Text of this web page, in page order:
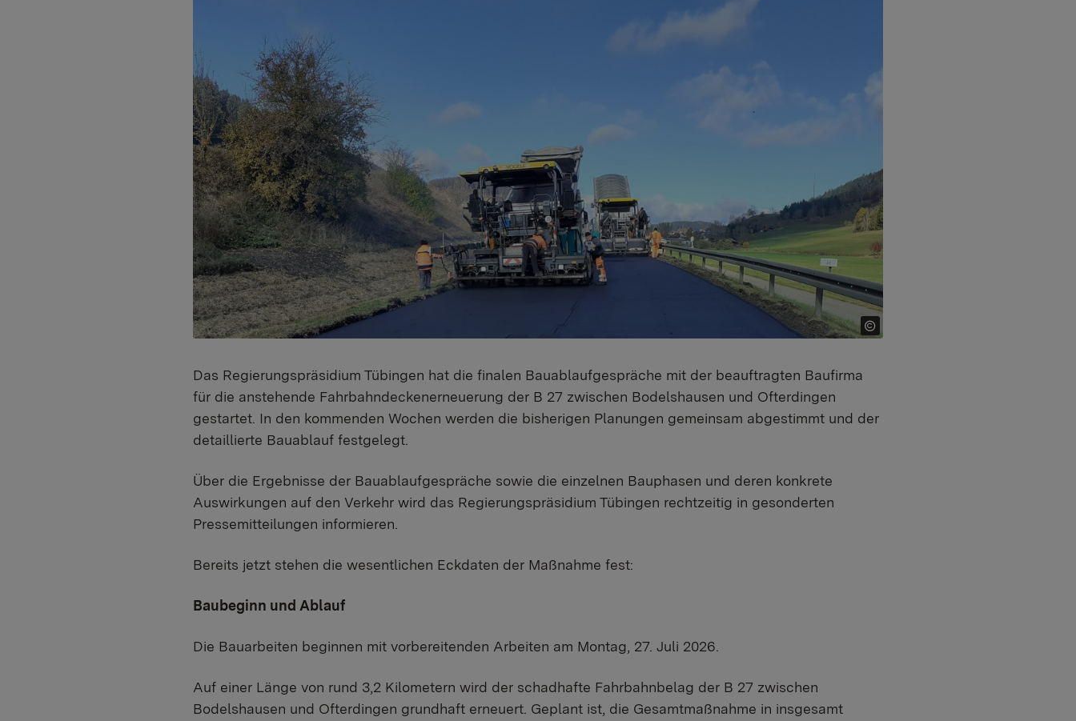
Das Regierungspräsidium Tübingen hat die finalen Bauablaufgespräche mit der beauftragten Baufirma
für die anstehende Fahrbahndeckenerneuerung der B 27 zwischen Bodelshausen und Ofterdingen
gestartet. In den kommenden Wochen werden die bisherigen Planungen gemeinsam abgestimmt und der
detaillierte Bauablauf festgelegt.
Über die Ergebnisse der Bauablaufgespräche sowie die einzelnen Bauphasen und deren konkrete
Auswirkungen auf den Verkehr wird das Regierungspräsidium Tübingen rechtzeitig in gesonderten
Pressemitteilungen informieren.
Bereits jetzt stehen die wesentlichen Eckdaten der Maßnahme fest:
Baubeginn und Ablauf
Die Bauarbeiten beginnen mit vorbereitenden Arbeiten am Montag, 27. Juli 2026.
Auf einer Länge von rund 3,2 Kilometern wird der schadhafte Fahrbahnbelag der B 27 zwischen
Bodelshausen und Ofterdingen grundhaft erneuert. Geplant ist, die Gesamtmaßnahme in insgesamt